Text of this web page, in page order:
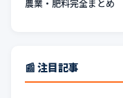
農業・肥料完全まとめ
📰 注目記事